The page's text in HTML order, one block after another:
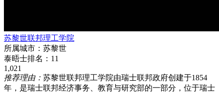
苏黎世联邦理工学院
所属城市： 苏黎世
泰晤士排名： 11
1,021
推荐理由： 苏黎世联邦理工学院由瑞士联邦政府创建于1854
年，是瑞士联邦经济事务、教育与研究部的一部分，位于瑞士